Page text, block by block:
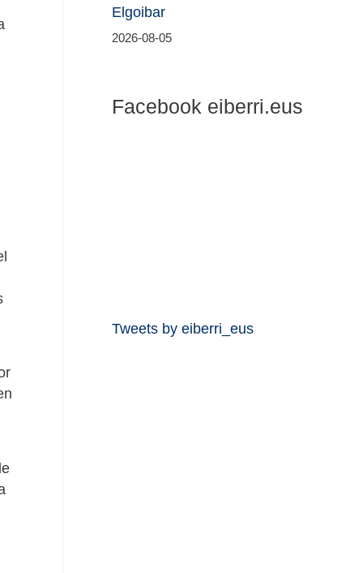
Elgoibar
2026-08-05
Facebook eiberri.eus
Tweets by eiberri_eus